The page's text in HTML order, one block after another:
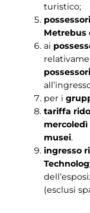
turistico;
possessori
Metrebus
ai
possessori
per i
tariffa
musei.
ingresso
(esclusi